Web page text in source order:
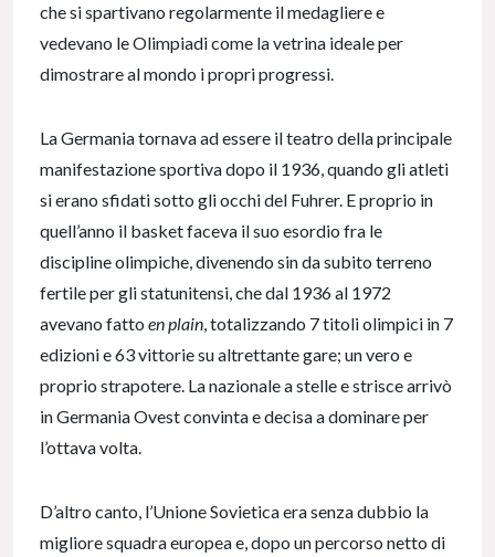
che si spartivano regolarmente il medagliere e
vedevano le Olimpiadi come la vetrina ideale per
dimostrare al mondo i propri progressi.
La Germania tornava ad essere il teatro della principale
manifestazione sportiva dopo il 1936, quando gli atleti
si erano sfidati sotto gli occhi del Fuhrer. E proprio in
quell’anno il basket faceva il suo esordio fra le
discipline olimpiche, divenendo sin da subito terreno
fertile per gli statunitensi, che dal 1936 al 1972
avevano fatto en plain, totalizzando 7 titoli olimpici in 7
edizioni e 63 vittorie su altrettante gare; un vero e
proprio strapotere. La nazionale a stelle e strisce arrivò
in Germania Ovest convinta e decisa a dominare per
l’ottava volta.
D’altro canto, l’Unione Sovietica era senza dubbio la
migliore squadra europea e, dopo un percorso netto di